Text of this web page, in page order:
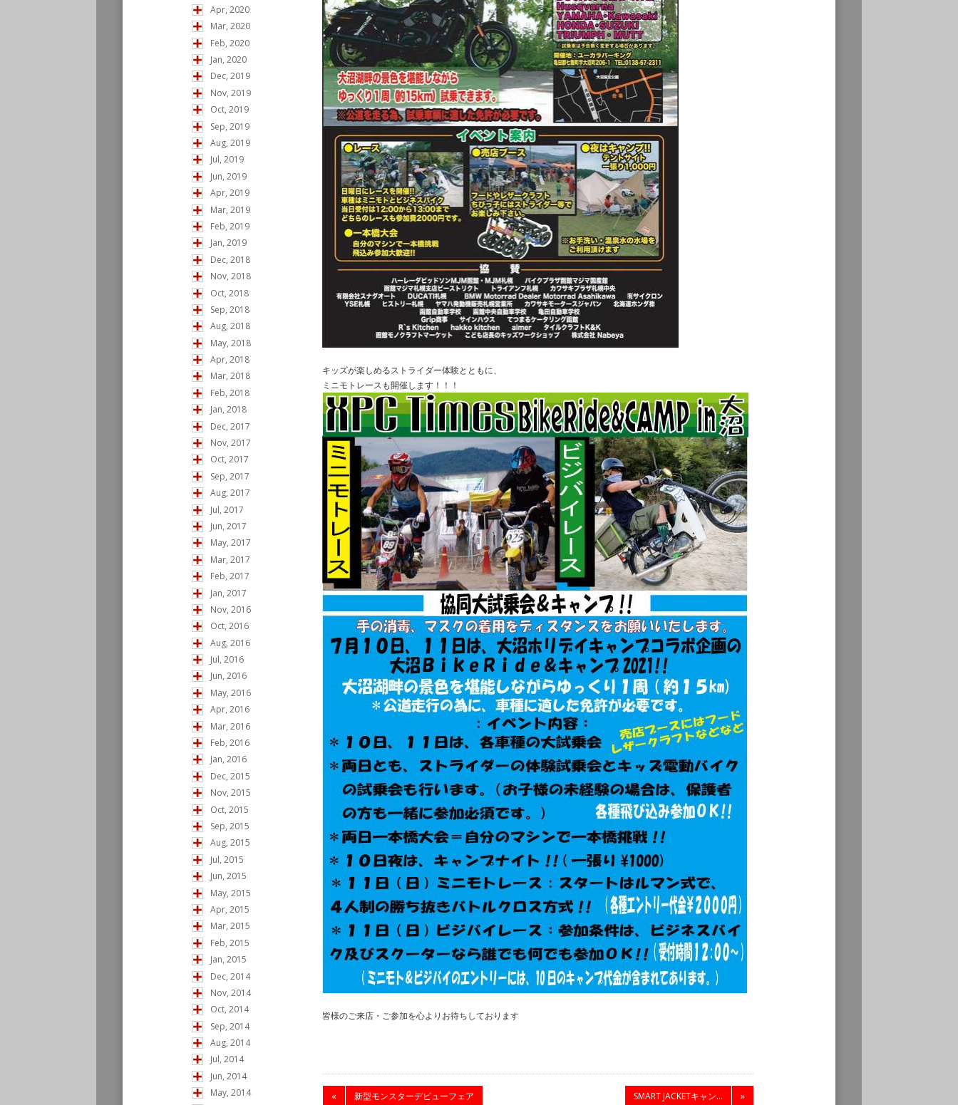
Apr, 2020
Mar, 2020
Feb, 2020
Jan, 2020
Dec, 2019
Nov, 2019
Oct, 2019
Sep, 2019
Aug, 2019
Jul, 2019
Jun, 2019
Apr, 2019
Mar, 2019
Feb, 2019
Jan, 2019
Dec, 2018
Nov, 2018
Oct, 2018
Sep, 2018
Aug, 2018
May, 2018
Apr, 2018
Mar, 2018
Feb, 2018
Jan, 2018
Dec, 2017
Nov, 2017
Oct, 2017
Sep, 2017
Aug, 2017
Jul, 2017
Jun, 2017
May, 2017
Mar, 2017
Feb, 2017
Jan, 2017
Nov, 2016
Oct, 2016
Aug, 2016
Jul, 2016
Jun, 2016
May, 2016
Apr, 2016
Mar, 2016
Feb, 2016
Jan, 2016
Dec, 2015
Nov, 2015
Oct, 2015
Sep, 2015
Aug, 2015
Jul, 2015
Jun, 2015
May, 2015
Apr, 2015
Mar, 2015
Feb, 2015
Jan, 2015
Dec, 2014
Nov, 2014
Oct, 2014
Sep, 2014
Aug, 2014
Jul, 2014
Jun, 2014
May, 2014
キッズが楽しめるストライダー体験とともに、
ミニモトレースも開催します！！！
皆様のご来店・ご参加を心よりお待ちしております
« 新型モンスターデビューフェア SMART JACKETキャン... »